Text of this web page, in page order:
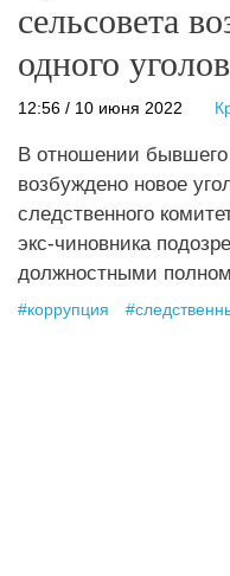
сельсовета
одного
12:56 / 10 июня 2022
В отношении бывшего
возбуждено новое
следственного
экс-чиновника
должностными
#коррупция #